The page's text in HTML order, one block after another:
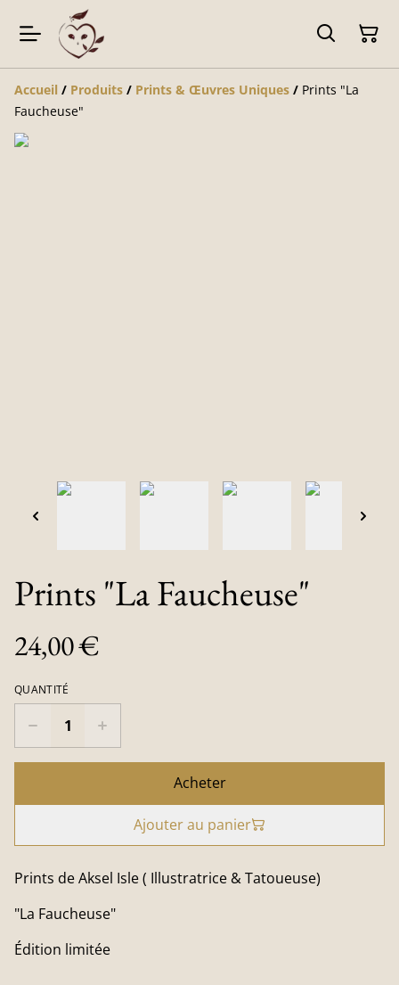
Accueil / Produits / Prints & Œuvres Uniques / Prints "La
Faucheuse"
Prints "La Faucheuse"
24,00 €
QUANTITÉ
Acheter
Ajouter au panier
Prints de Aksel Isle ( Illustratrice & Tatoueuse)
"La Faucheuse"
Édition limitée